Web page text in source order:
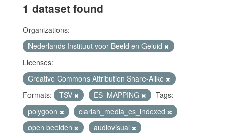
1 dataset found
Organizations:
Nederlands Instituut voor Beeld en Geluid
Licenses:
Creative Commons Attribution Share-Alike
Formats:
TSV ES_MAPPING
Tags:
polygoon
clariah_media_es_indexed
open beelden
audiovisual